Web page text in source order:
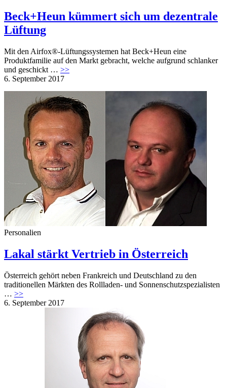
Beck+Heun kümmert sich um dezentrale
Lüftung
Mit den Airfox®-Lüftungssystemen hat Beck+Heun eine
Produktfamilie auf den Markt gebracht, welche aufgrund schlanker
und geschickt … >>
6. September 2017
Personalien
Lakal stärkt Vertrieb in Österreich
Österreich gehört neben Frankreich und Deutschland zu den
traditionellen Märkten des Rollladen- und Sonnenschutzspezialisten
… >>
6. September 2017